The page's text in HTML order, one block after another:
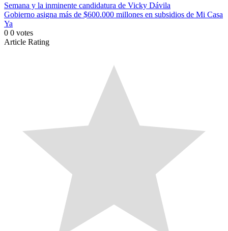
Semana y la inminente candidatura de Vicky Dávila
Gobierno asigna más de $600.000 millones en subsidios de Mi Casa
Ya
0 0 votes
Article Rating